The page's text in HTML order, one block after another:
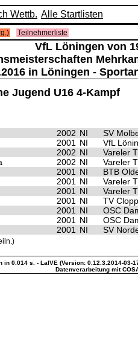
Wettb. Alle Startlisten
Teilnehmerliste
VfL Löningen von
in Löningen -
Jugend U16 4-Kampf
2002 NI SV
2001 NI VfL
2002 NI Vareler
2002 NI Vareler
2001 NI BTB
2001 NI Vareler
2001 NI Vareler
2001 NI TV
2001 NI OSC
2001 NI OSC
2001 NI SV
in 0.014 s. - LaIVE (Version: 0.12.3.2014-03-
Datenverarbeitung mit